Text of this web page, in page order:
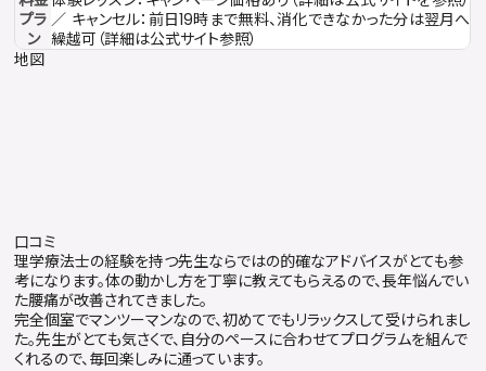
プラ
ン
／ キャンセル：前日19時まで無料、消化できなかった分は翌月へ
繰越可（詳細は公式サイト参照）
地図
口コミ
理学療法士の経験を持つ先生ならではの的確なアドバイスがとても参
考になります。体の動かし方を丁寧に教えてもらえるので、長年悩んでい
た腰痛が改善されてきました。
完全個室でマンツーマンなので、初めてでもリラックスして受けられまし
た。先生がとても気さくで、自分のペースに合わせてプログラムを組んで
くれるので、毎回楽しみに通っています。